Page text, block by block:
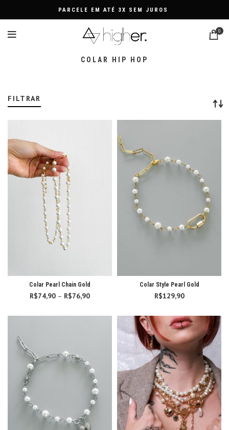
PARCELE EM ATÉ 3X SEM JUROS
0
COLAR HIP HOP
FILTRAR
Colar Pearl Chain Gold
R$74,90 – R$76,90
preço:
Colar Style Pearl Gold
R$129,90